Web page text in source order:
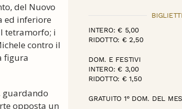
del Nuovo
ed inferiore
tetramorfo; i
contro il
figura
guardando
opposta un
BIGLIETTI
INTERO: € 5,00
RIDOTTO: € 2,50
DOM. E FESTIVI
INTERO: € 3,00
RIDOTTO: € 1,50
GRATUITO 1° DOM. DEL